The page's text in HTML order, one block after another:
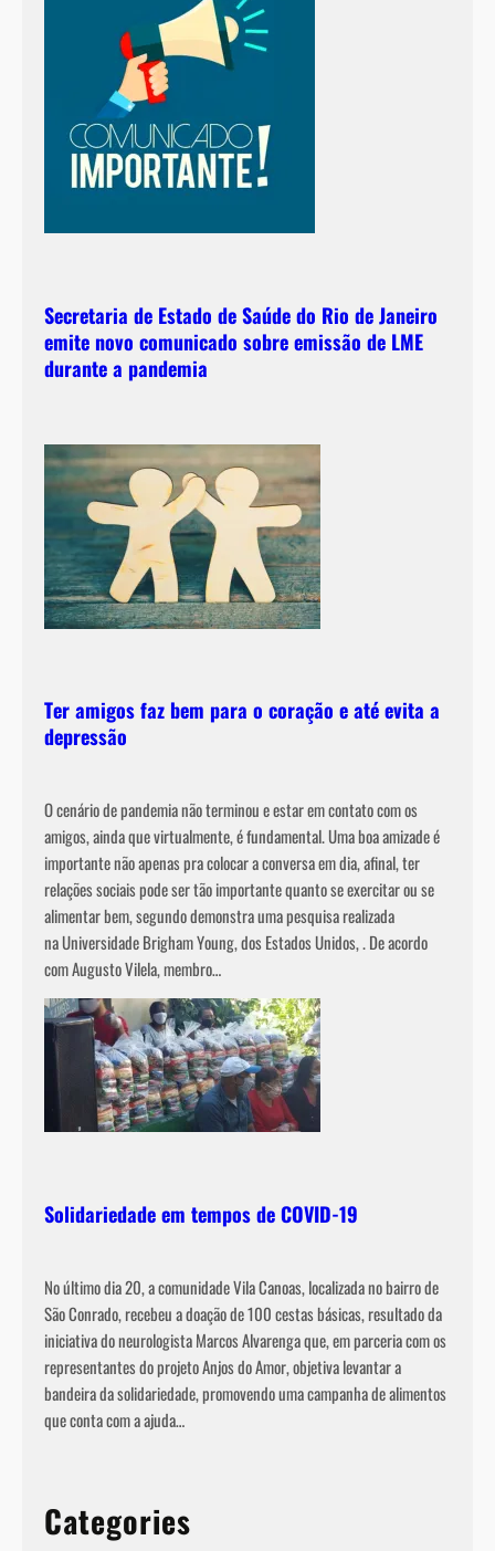
e
s
d
u
r
a
t
d
e
p
s
d
o
t
r
a
t
a
n
Secretaria de Estado de Saúde do Rio de Janeiro
emite novo comunicado sobre emissão de LME
durante a pandemia
Ter amigos faz bem para o coração e até evita a
depressão
O cenário de pandemia não terminou e estar em contato com os
amigos, ainda que virtualmente, é fundamental. Uma boa amizade é
importante não apenas pra colocar a conversa em dia, afinal, ter
relações sociais pode ser tão importante quanto se exercitar ou se
alimentar bem, segundo demonstra uma pesquisa realizada
na Universidade Brigham Young, dos Estados Unidos, . De acordo
com Augusto Vilela, membro…
Solidariedade em tempos de COVID-19
No último dia 20, a comunidade Vila Canoas, localizada no bairro de
São Conrado, recebeu a doação de 100 cestas básicas, resultado da
iniciativa do neurologista Marcos Alvarenga que, em parceria com os
representantes do projeto Anjos do Amor, objetiva levantar a
bandeira da solidariedade, promovendo uma campanha de alimentos
que conta com a ajuda…
Categories